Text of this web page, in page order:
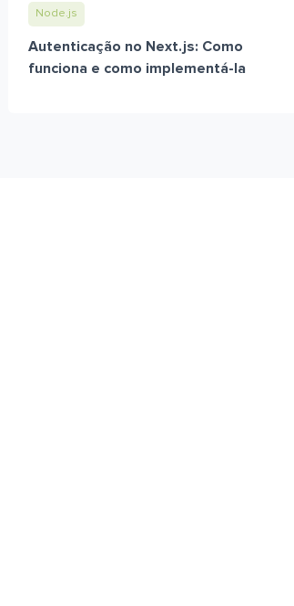
Node.js
Autenticação no Next.js: Como
funciona e como implementá-la